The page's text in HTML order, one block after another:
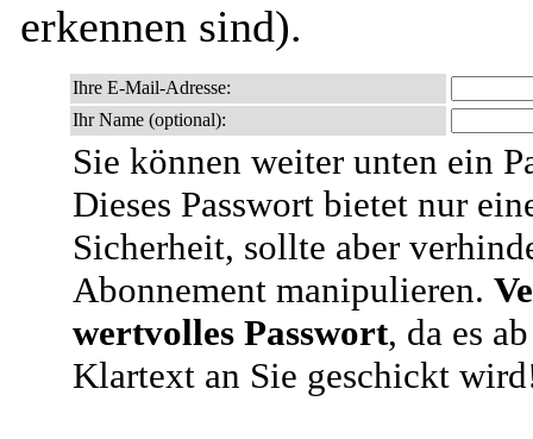
erkennen sind).
Ihre E-Mail-Adresse:
Ihr Name (optional):
Sie können weiter unten ein
Dieses Passwort bietet nur
Sicherheit, sollte aber
Abonnement manipulieren.
wertvolles Passwort, da es
Klartext an Sie geschickt